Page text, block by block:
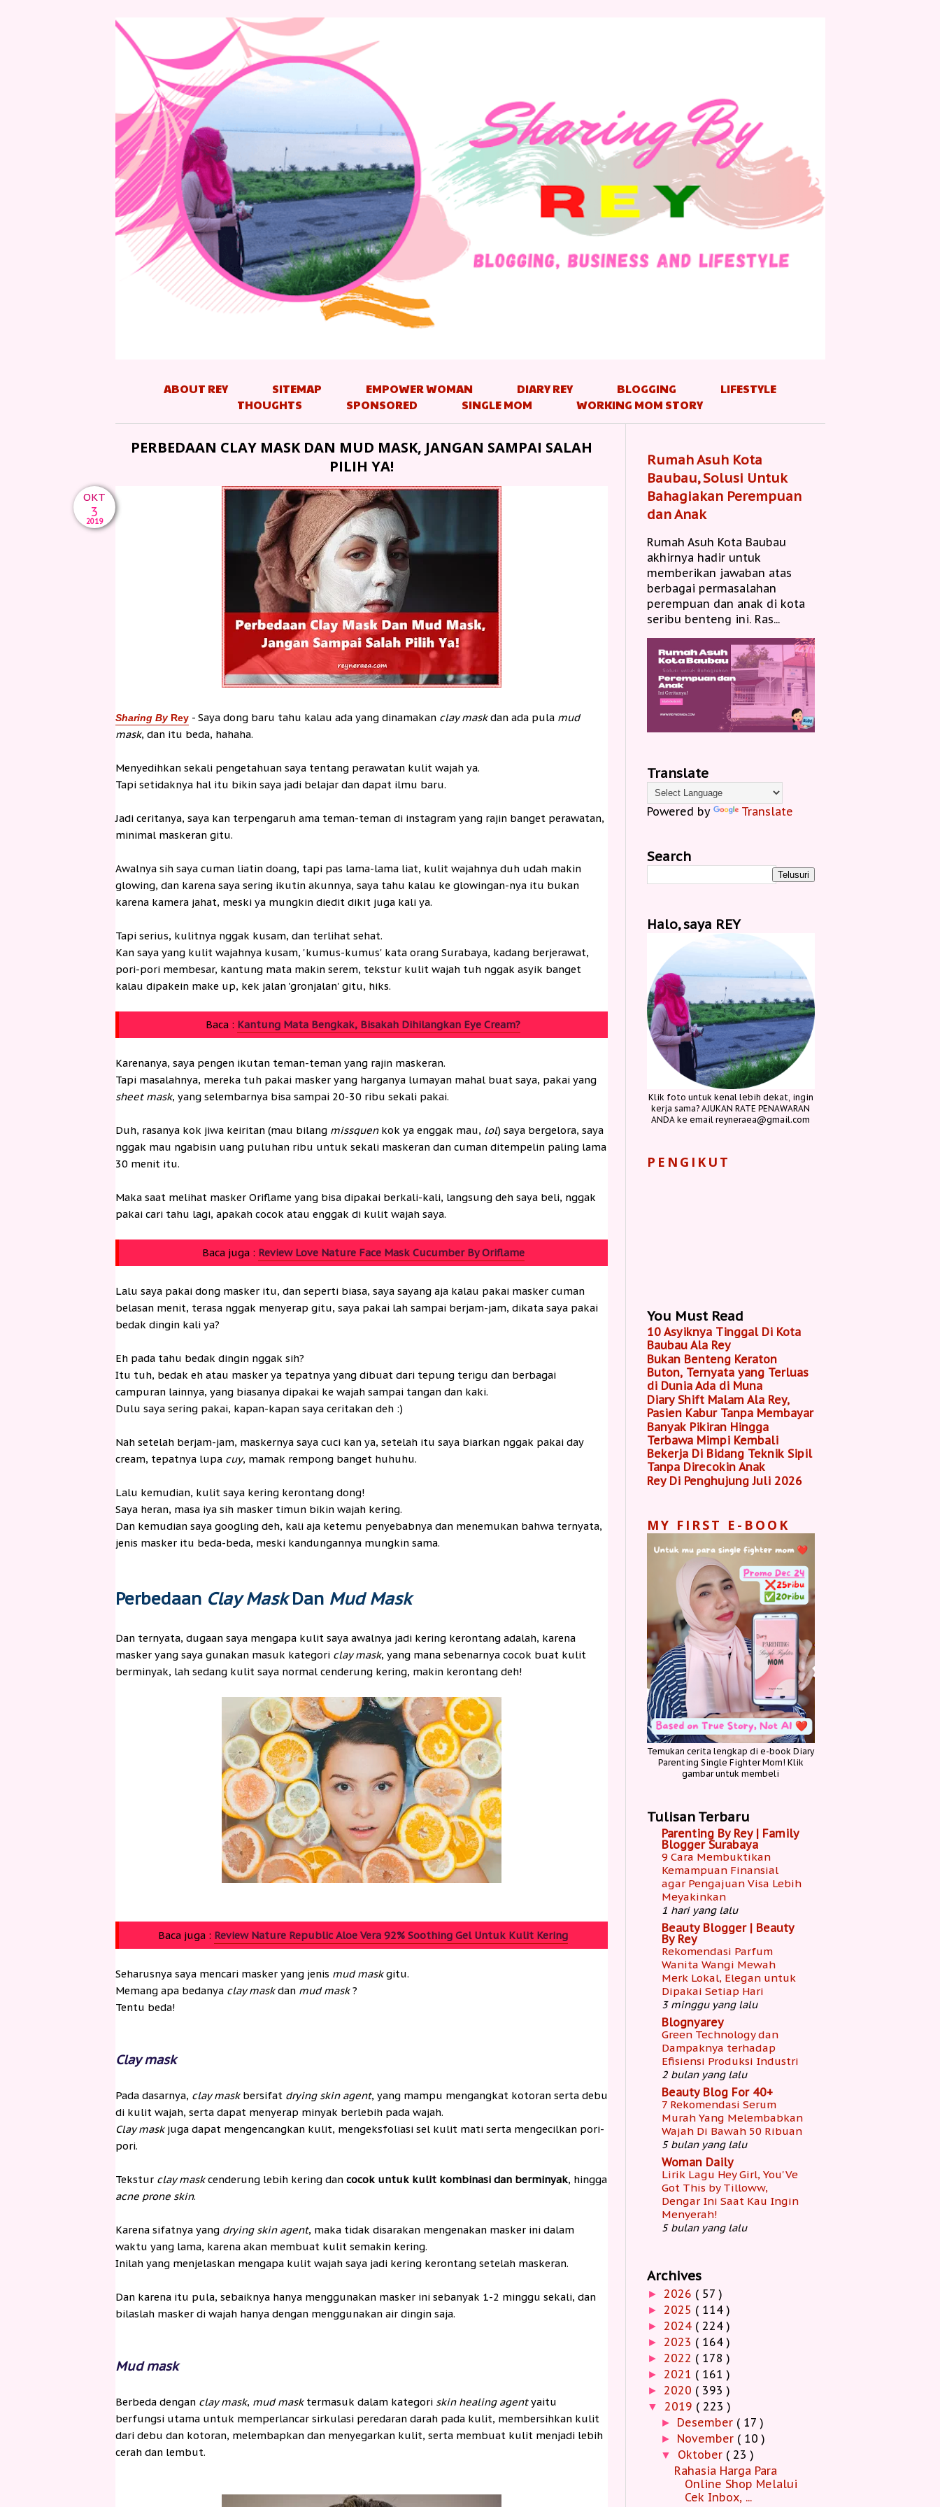
ABOUT REY SITEMAP EMPOWER WOMAN DIARY REY BLOGGING
LIFESTYLE
THOUGHTS
SPONSORED SINGLE MOM WORKING MOM STORY
PERBEDAAN CLAY MASK DAN MUD MASK, JANGAN SAMPAI SALAH
PILIH YA!
OKT
3
2019
Sharing By Rey - Saya dong baru tahu kalau ada yang dinamakan clay maskdan ada pula mud
mask, dan itu beda, hahaha.
Menyedihkan sekali pengetahuan saya tentang perawatan kulit wajah ya.
Tapi setidaknya hal itu bikin saya jadi belajar dan dapat ilmu baru.
Jadi ceritanya, saya kan terpengaruh ama teman-teman di instagram yang rajin banget perawatan,
minimal maskeran gitu.
Awalnya sih saya cuman liatin doang, tapi pas lama-lama liat, kulit wajahnya duh udah makin
glowing, dan karena saya sering ikutin akunnya, saya tahu kalau ke glowingan-nya itu bukan
karena kamera jahat, meski ya mungkin diedit dikit juga kali ya.
Tapi serius, kulitnya nggak kusam, dan terlihat sehat.
Kan saya yang kulit wajahnya kusam, 'kumus-kumus' kata orang Surabaya, kadang berjerawat,
pori-pori membesar, kantung mata makin serem, tekstur kulit wajah tuh nggak asyik banget
kalau dipakein make up, kek jalan 'gronjalan' gitu, hiks.
Baca : Kantung Mata Bengkak, Bisakah Dihilangkan Eye Cream?
Karenanya, saya pengen ikutan teman-teman yang rajin maskeran.
Tapi masalahnya, mereka tuh pakai masker yang harganya lumayan mahal buat saya, pakai yang
sheet mask, yang selembarnya bisa sampai 20-30 ribu sekali pakai.
Duh, rasanya kok jiwa keiritan (mau bilang missquen kok ya enggak mau, lol) saya bergelora, saya
nggak mau ngabisin uang puluhan ribu untuk sekali maskeran dan cuman ditempelin paling lama
30 menit itu.
Maka saat melihat masker Oriflame yang bisa dipakai berkali-kali, langsung deh saya beli, nggak
pakai cari tahu lagi, apakah cocok atau enggak di kulit wajah saya.
Baca juga : Review Love Nature Face Mask Cucumber By Oriflame
Lalu saya pakai dong masker itu, dan seperti biasa, saya sayang aja kalau pakai masker cuman
belasan menit, terasa nggak menyerap gitu, saya pakai lah sampai berjam-jam, dikata saya pakai
bedak dingin kali ya?
Eh pada tahu bedak dingin nggak sih?
Itu tuh, bedak eh atau masker ya tepatnya yang dibuat dari tepung terigu dan berbagai
campuran lainnya, yang biasanya dipakai ke wajah sampai tangan dan kaki.
Dulu saya sering pakai, kapan-kapan saya ceritakan deh :)
Nah setelah berjam-jam, maskernya saya cuci kan ya, setelah itu saya biarkan nggak pakai day
cream, tepatnya lupa cuy, mamak rempong banget huhuhu.
Lalu kemudian, kulit saya kering kerontang dong!
Saya heran, masa iya sih masker timun bikin wajah kering.
Dan kemudian saya googling deh, kali aja ketemu penyebabnya dan menemukan bahwa ternyata,
jenis masker itu beda-beda, meski kandungannya mungkin sama.
Perbedaan Clay MaskDan Mud Mask
Dan ternyata, dugaan saya mengapa kulit saya awalnya jadi kering kerontang adalah, karena
masker yang saya gunakan masuk kategori clay mask, yang mana sebenarnya cocok buat kulit
berminyak, lah sedang kulit saya normal cenderung kering, makin kerontang deh!
Baca juga : Review Nature Republic Aloe Vera 92% Soothing Gel Untuk Kulit Kering
Seharusnya saya mencari masker yang jenis mud maskgitu.
Memang apa bedanya clay maskdan mud mask?
Tentu beda!
Clay mask
Pada dasarnya, clay mask bersifat drying skin agent, yang mampu mengangkat kotoran serta debu
di kulit wajah, serta dapat menyerap minyak berlebih pada wajah.
Clay mask juga dapat mengencangkan kulit, mengeksfoliasi sel kulit mati serta mengecilkan pori-
pori.
Tekstur clay maskcenderung lebih kering dan cocok untuk kulit kombinasi dan berminyak, hingga
acne prone skin.
Karena sifatnya yang drying skin agent, maka tidak disarakan mengenakan masker ini dalam
waktu yang lama, karena akan membuat kulit semakin kering.
Inilah yang menjelaskan mengapa kulit wajah saya jadi kering kerontang setelah maskeran.
Dan karena itu pula, sebaiknya hanya menggunakan masker ini sebanyak 1-2 minggu sekali, dan
bilaslah masker di wajah hanya dengan menggunakan air dingin saja.
Mud mask
Berbeda dengan clay mask, mud masktermasuk dalam kategori skin healing agent yaitu
berfungsi utama untuk memperlancar sirkulasi peredaran darah pada kulit, membersihkan kulit
dari debu dan kotoran, melembapkan dan menyegarkan kulit, serta membuat kulit menjadi lebih
cerah dan lembut.
Rumah Asuh Kota
Baubau, Solusi Untuk
Bahagiakan Perempuan
dan Anak
Rumah Asuh Kota Baubau
akhirnya hadir untuk
memberikan jawaban atas
berbagai permasalahan
perempuan dan anak di kota
seribu benteng ini. Ras...
Translate
Powered by Translate
Search
Halo, saya REY
Klik foto untuk kenal lebih dekat, ingin
kerja sama? AJUKAN RATE PENAWARAN
ANDA ke email reyneraea@gmail.com
PENGIKUT
You Must Read
10 Asyiknya Tinggal Di Kota
Baubau Ala Rey
Bukan Benteng Keraton
Buton, Ternyata yang Terluas
di Dunia Ada di Muna
Diary Shift Malam Ala Rey,
Pasien Kabur Tanpa Membayar
Banyak Pikiran Hingga
Terbawa Mimpi Kembali
Bekerja Di Bidang Teknik Sipil
Tanpa Direcokin Anak
Rey Di Penghujung Juli 2026
MY FIRST E-BOOK
Temukan cerita lengkap di e-book Diary
Parenting Single Fighter Mom! Klik
gambar untuk membeli
Tulisan Terbaru
Parenting By Rey | Family
Blogger Surabaya
9 Cara Membuktikan
Kemampuan Finansial
agar Pengajuan Visa Lebih
Meyakinkan
1 hari yang lalu
Beauty Blogger | Beauty
By Rey
Rekomendasi Parfum
Wanita Wangi Mewah
Merk Lokal, Elegan untuk
Dipakai Setiap Hari
3 minggu yang lalu
Blognyarey
Green Technology dan
Dampaknya terhadap
Efisiensi Produksi Industri
2 bulan yang lalu
Beauty Blog For 40+
7 Rekomendasi Serum
Murah Yang Melembabkan
Wajah Di Bawah 50 Ribuan
5 bulan yang lalu
Woman Daily
Lirik Lagu Hey Girl, You'Ve
Got This by Tilloww,
Dengar Ini Saat Kau Ingin
Menyerah!
5 bulan yang lalu
Archives
► 2026 ( 57 )
► 2025 ( 114 )
► 2024 ( 224 )
► 2023 ( 164 )
► 2022 ( 178 )
► 2021 ( 161 )
► 2020 ( 393 )
▼ 2019 ( 223 )
► Desember ( 17 )
► November ( 10 )
▼ Oktober ( 23 )
Rahasia Harga Para
Online Shop Melalui
Cek Inbox, ...